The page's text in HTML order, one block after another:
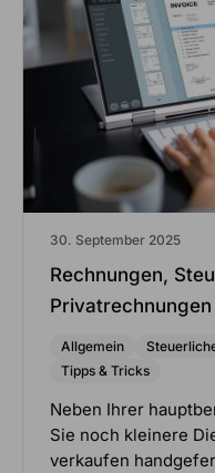
30. September 2025
Rechnungen,
Allgemein
Tipps & Tricks
Neben Ihrer
Sie noch kleinere
verkaufen